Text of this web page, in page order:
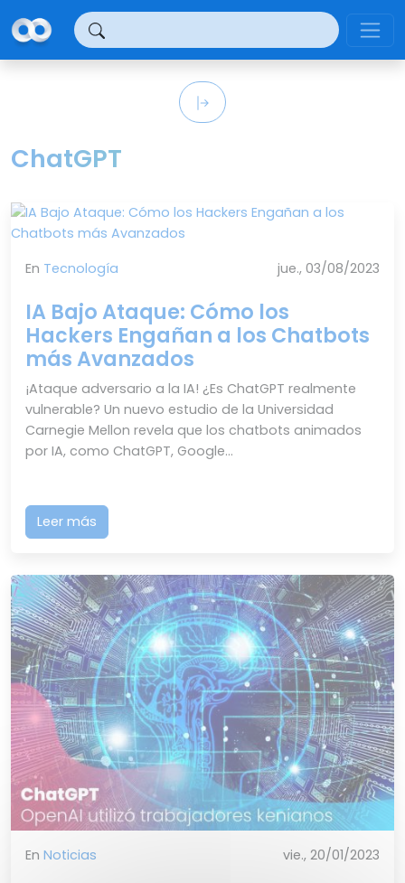
ChatGPT
En Tecnología jue., 03/08/2023
IA Bajo Ataque: Cómo los
Hackers Engañan a los Chatbots
más Avanzados
¡Ataque adversario a la IA! ¿Es ChatGPT realmente
vulnerable? Un nuevo estudio de la Universidad
Carnegie Mellon revela que los chatbots animados
por IA, como ChatGPT, Google...
Leer más
En Noticias vie., 20/01/2023
Panel de gestión de cookies